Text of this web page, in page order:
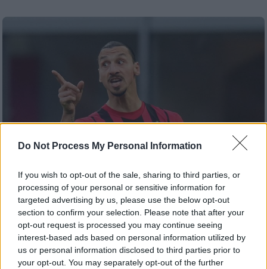
Do Not Process My Personal Information
If you wish to opt-out of the sale, sharing to third parties, or
processing of your personal or sensitive information for
targeted advertising by us, please use the below opt-out
section to confirm your selection. Please note that after your
opt-out request is processed you may continue seeing
interest-based ads based on personal information utilized by
us or personal information disclosed to third parties prior to
your opt-out. You may separately opt-out of the further
Αθλητισμός|12.12.2021 00:12
Σούπερ Ιμπραΐμοβιτς έσωσε τη Μίλαν
από ήττα με γκολάρα στις
καθυστερήσεις!